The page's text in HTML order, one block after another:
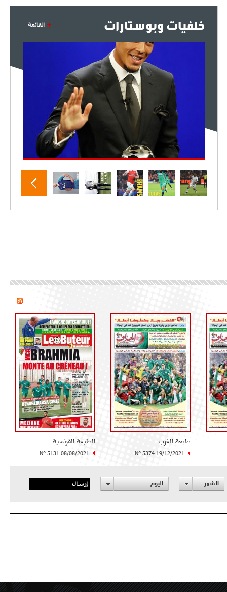
خلفيات وبوستارات القائمة
طبعة الغرب
N° 5374 19/12/2021
الطبعة الفرنسية
N° 5131 08/08/2021
الشهر اليوم إرسال